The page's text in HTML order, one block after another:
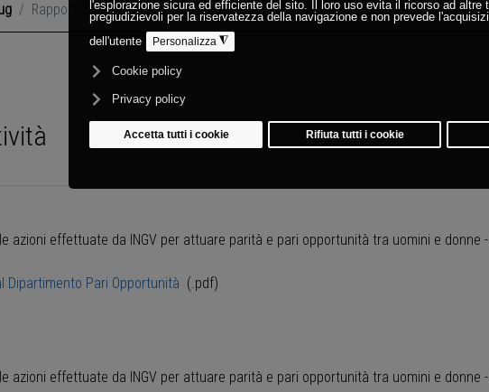
Rapporti di attività
azioni effettuate da INGV per attuare parità e pari opportunità tra uomini e donne -
Dipartimento Pari Opportunità (.pdf)
azioni effettuate da INGV per attuare parità e pari opportunità tra uomini e donne -